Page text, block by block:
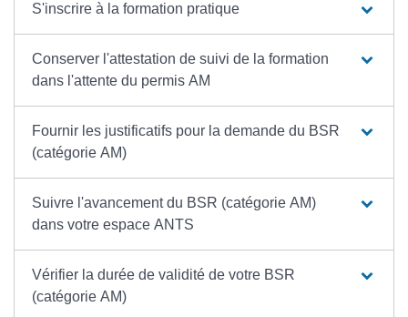
S'inscrire à la formation pratique
Conserver l'attestation de suivi de la formation
dans l'attente du permis AM
Fournir les justificatifs pour la demande du BSR
(catégorie AM)
Suivre l'avancement du BSR (catégorie AM)
dans votre espace ANTS
Vérifier la durée de validité de votre BSR
(catégorie AM)